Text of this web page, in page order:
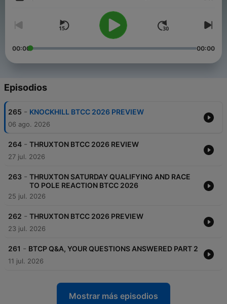
00:00 00:00
Episodios
265 - KNOCKHILL BTCC 2026 PREVIEW
06 ago. 2026
264 - THRUXTON BTCC 2026 REVIEW
27 jul. 2026
263 - THRUXTON SATURDAY QUALIFYING AND RACE
TO POLE REACTION BTCC 2026
25 jul. 2026
262 - THRUXTON BTCC 2026 PREVIEW
23 jul. 2026
261 - BTCP Q&A, YOUR QUESTIONS ANSWERED PART 2
11 jul. 2026
Mostrar más episodios